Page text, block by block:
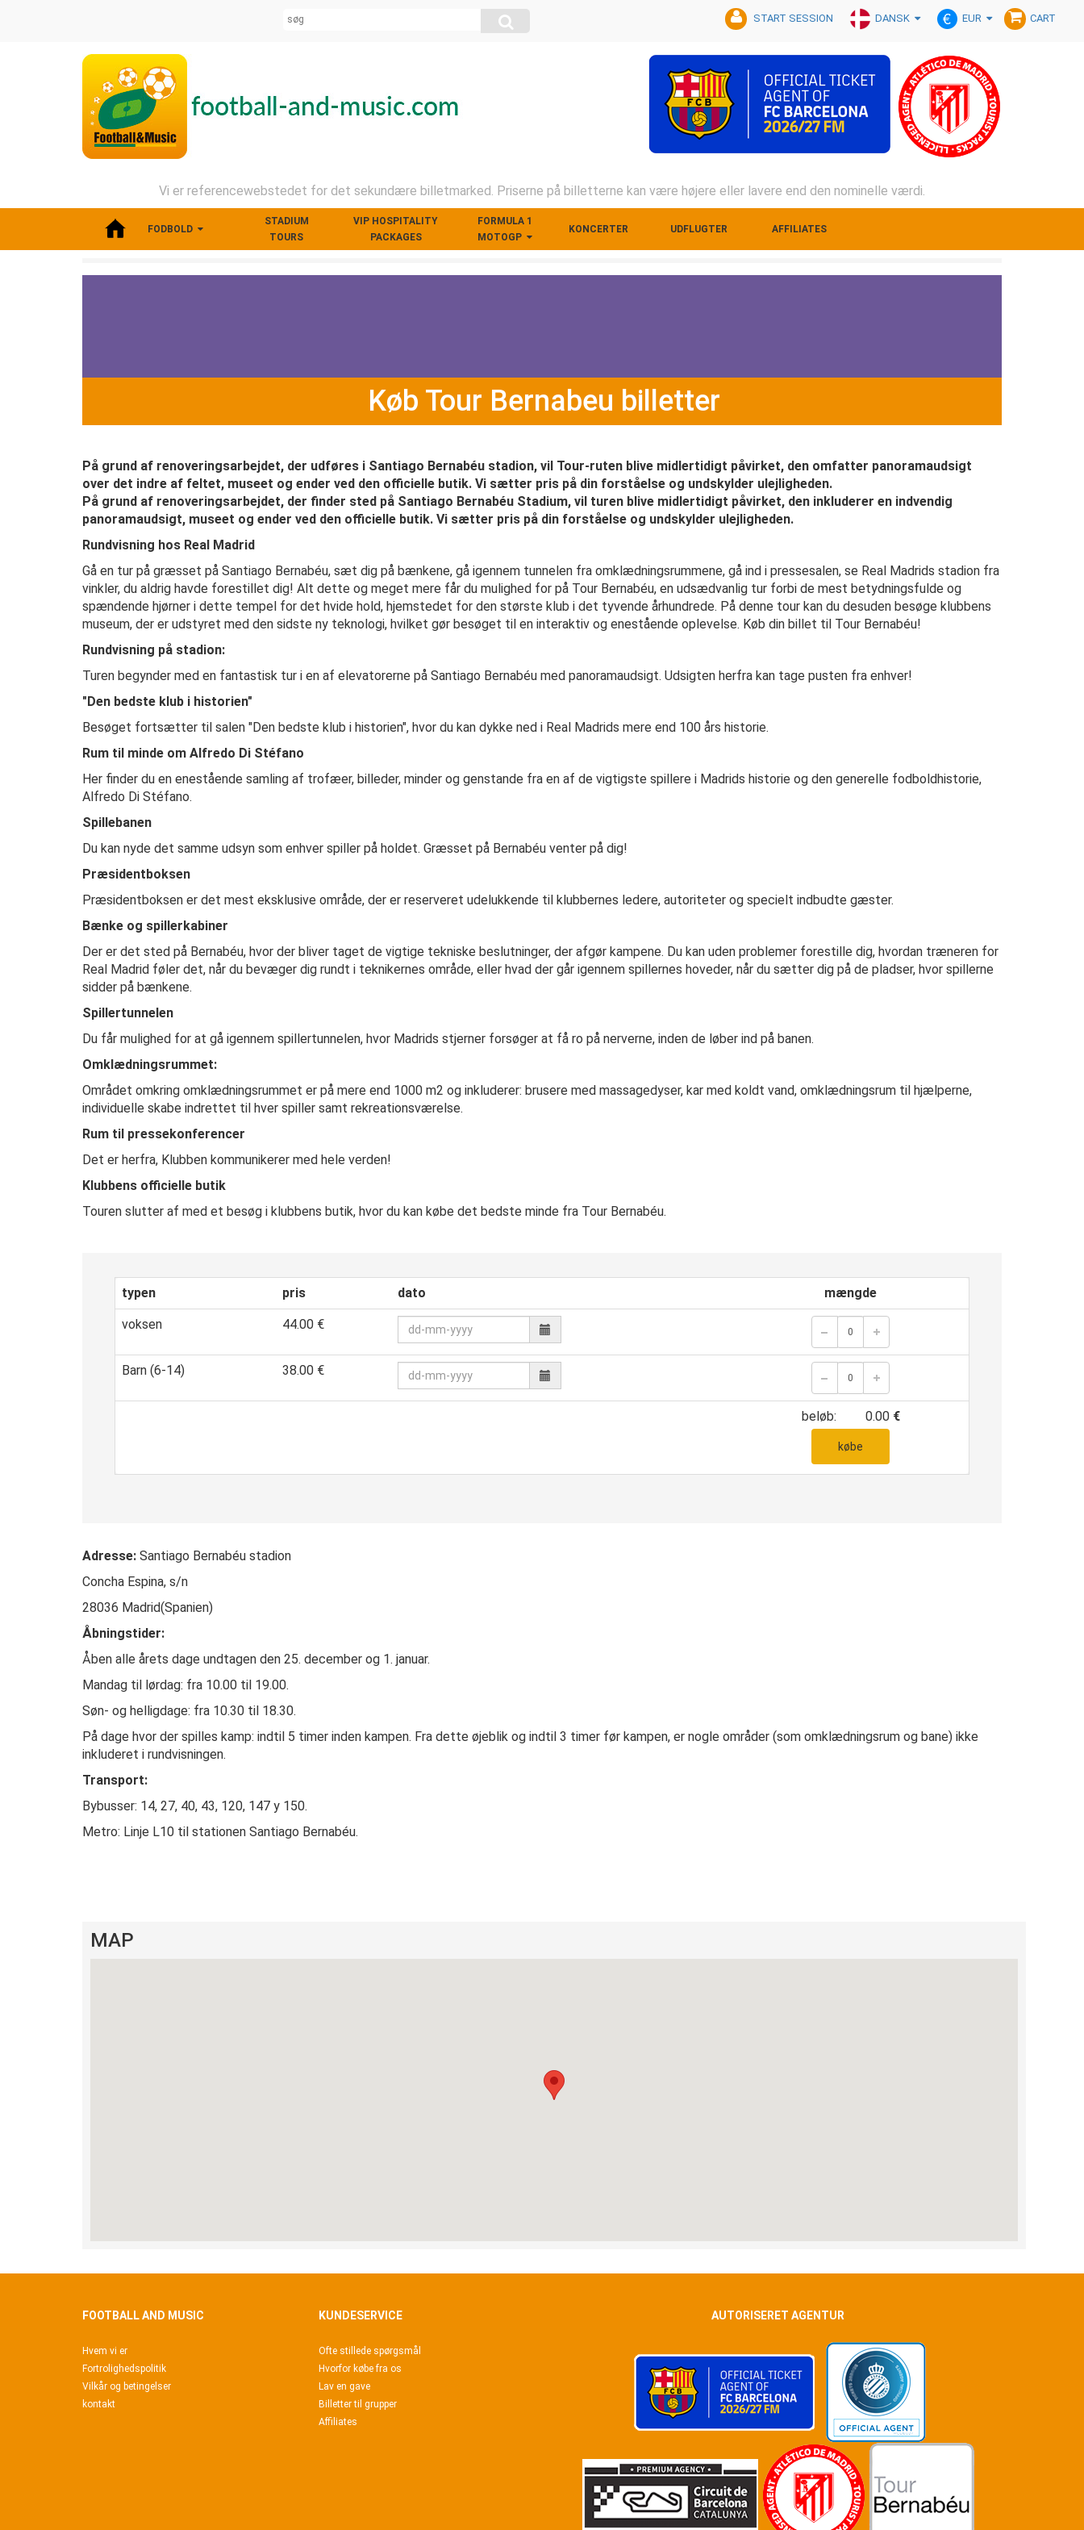
CART
EUR
DANSK
START SESSION
Vi er referencewebstedet for det sekundære billetmarked. Priserne på billetterne kan være højere eller lavere end den nominelle værdi.
FODBOLD
STADIUM
TOURS
VIP HOSPITALITY
PACKAGES
FORMULA 1
MOTOGP
KONCERTER UDFLUGTER AFFILIATES
Køb Tour Bernabeu billetter
På grund af renoveringsarbejdet, der udføres i Santiago Bernabéu stadion, vil Tour-ruten blive midlertidigt påvirket, den omfatter panoramaudsigt
over det indre af feltet, museet og ender ved den officielle butik. Vi sætter pris på din forståelse og undskylder ulejligheden.
På grund af renoveringsarbejdet, der finder sted på Santiago Bernabéu Stadium, vil turen blive midlertidigt påvirket, den inkluderer en indvendig
panoramaudsigt, museet og ender ved den officielle butik. Vi sætter pris på din forståelse og undskylder ulejligheden.
Rundvisning hos Real Madrid
Gå en tur på græsset på Santiago Bernabéu, sæt dig på bænkene, gå igennem tunnelen fra omklædningsrummene, gå ind i pressesalen, se Real Madrids stadion fra
vinkler, du aldrig havde forestillet dig! Alt dette og meget mere får du mulighed for på Tour Bernabéu, en udsædvanlig tur forbi de mest betydningsfulde og
spændende hjørner i dette tempel for det hvide hold, hjemstedet for den største klub i det tyvende århundrede. På denne tour kan du desuden besøge klubbens
museum, der er udstyret med den sidste ny teknologi, hvilket gør besøget til en interaktiv og enestående oplevelse. Køb din billet til Tour Bernabéu!
Rundvisning på stadion:
Turen begynder med en fantastisk tur i en af elevatorerne på Santiago Bernabéu med panoramaudsigt. Udsigten herfra kan tage pusten fra enhver!
"Den bedste klub i historien"
Besøget fortsætter til salen "Den bedste klub i historien", hvor du kan dykke ned i Real Madrids mere end 100 års historie.
Rum til minde om Alfredo Di Stéfano
Her finder du en enestående samling af trofæer, billeder, minder og genstande fra en af de vigtigste spillere i Madrids historie og den generelle fodboldhistorie,
Alfredo Di Stéfano.
Spillebanen
Du kan nyde det samme udsyn som enhver spiller på holdet. Græsset på Bernabéu venter på dig!
Præsidentboksen
Præsidentboksen er det mest eksklusive område, der er reserveret udelukkende til klubbernes ledere, autoriteter og specielt indbudte gæster.
Bænke og spillerkabiner
Der er det sted på Bernabéu, hvor der bliver taget de vigtige tekniske beslutninger, der afgør kampene. Du kan uden problemer forestille dig, hvordan træneren for
Real Madrid føler det, når du bevæger dig rundt i teknikernes område, eller hvad der går igennem spillernes hoveder, når du sætter dig på de pladser, hvor spillerne
sidder på bænkene.
Spillertunnelen
Du får mulighed for at gå igennem spillertunnelen, hvor Madrids stjerner forsøger at få ro på nerverne, inden de løber ind på banen.
Omklædningsrummet:
Området omkring omklædningsrummet er på mere end 1000 m2 og inkluderer: brusere med massagedyser, kar med koldt vand, omklædningsrum til hjælperne,
individuelle skabe indrettet til hver spiller samt rekreationsværelse.
Rum til pressekonferencer
Det er herfra, Klubben kommunikerer med hele verden!
Klubbens officielle butik
Touren slutter af med et besøg i klubbens butik, hvor du kan købe det bedste minde fra Tour Bernabéu.
typen pris dato mængde
voksen 44.00 €
Barn (6-14) 38.00 €
beløb: 0.00€
købe
Adresse: Santiago Bernabéu stadion
Concha Espina, s/n
28036 Madrid(Spanien)
Åbningstider:
Åben alle årets dage undtagen den 25. december og 1. januar.
Mandag til lørdag: fra 10.00 til 19.00.
Søn- og helligdage: fra 10.30 til 18.30.
På dage hvor der spilles kamp: indtil 5 timer inden kampen. Fra dette øjeblik og indtil 3 timer før kampen, er nogle områder (som omklædningsrum og bane) ikke
inkluderet i rundvisningen.
Transport:
Bybusser: 14, 27, 40, 43, 120, 147 y 150.
Metro: Linje L10 til stationen Santiago Bernabéu.
MAP
FOOTBALL AND MUSIC
Hvem vi er
Fortrolighedspolitik
Vilkår og betingelser
kontakt
KUNDESERVICE
Ofte stillede spørgsmål
Hvorfor købe fra os
Lav en gave
Billetter til grupper
Affiliates
AUTORISERET AGENTUR